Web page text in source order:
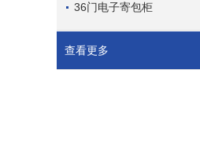
36门电子寄包柜
查看更多